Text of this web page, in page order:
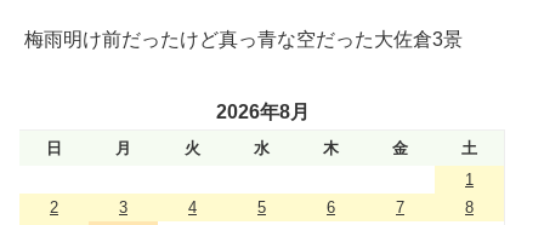
梅雨明け前だったけど真っ青な空だった大佐倉3景
2026年8月
日 月 火 水 木 金
土
1
2
3 4 5 6 7
8